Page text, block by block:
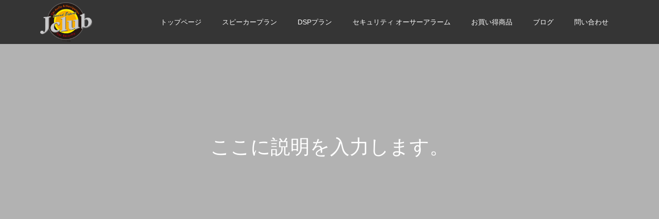
トップページ スピーカープラン DSPプラン セキュリティ オーサーアラーム お買い得商品 ブログ 問い合わせ
説明 を 入 力 し ま す
ここ に